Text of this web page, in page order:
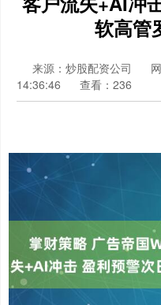
软高管
来源：炒股配资公司
14:36:46
查看：236